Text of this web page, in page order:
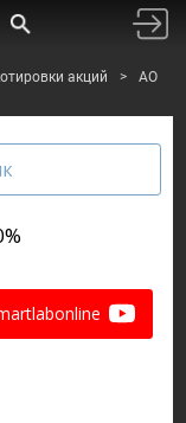
акций >
АО